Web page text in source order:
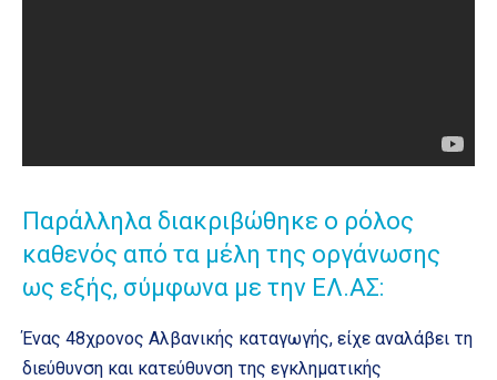
Παράλληλα διακριβώθηκε ο ρόλος
καθενός από τα μέλη της οργάνωσης
ως εξής, σύμφωνα με την ΕΛ.ΑΣ:
Ένας 48χρονος Αλβανικής καταγωγής, είχε αναλάβει τη
διεύθυνση και κατεύθυνση της εγκληματικής